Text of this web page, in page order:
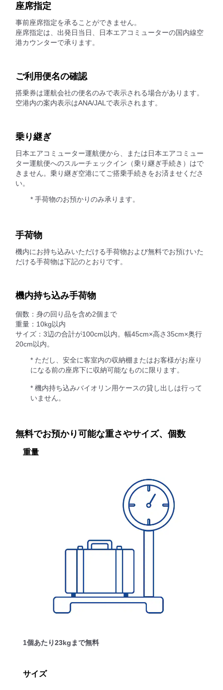
座席指定
事前座席指定を承ることができません。
座席指定は、出発日当日、日本エアコミューターの国内線空
港カウンターで承ります。
ご利用便名の確認
搭乗券は運航会社の便名のみで表示される場合があります。
空港内の案内表示はANA/JALで表示されます。
乗り継ぎ
日本エアコミューター運航便から、または日本エアコミュー
ター運航便へのスルーチェックイン（乗り継ぎ手続き）はで
きません。乗り継ぎ空港にてご搭乗手続きをお済ませくださ
い。
* 手荷物のお預かりのみ承ります。
手荷物
機内にお持ち込みいただける手荷物および無料でお預けいた
だける手荷物は下記のとおりです。
機内持ち込み手荷物
個数：身の回り品を含め2個まで
重量：10kg以内
サイズ：3辺の合計が100cm以内。幅45cm×高さ35cm×奥行
20cm以内。
* ただし、安全に客室内の収納棚またはお客様がお座り
になる前の座席下に収納可能なものに限ります。
* 機内持ち込みバイオリン用ケースの貸し出しは行って
いません。
無料でお預かり可能な重さやサイズ、個数
重量
1個あたり23kgまで無料
サイズ